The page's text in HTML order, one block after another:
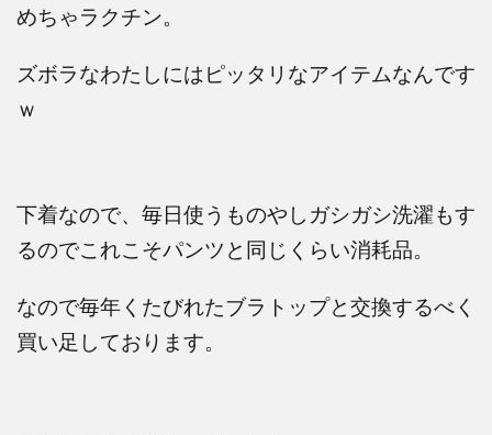
めちゃラクチン。
ズボラなわたしにはピッタリなアイテムなんです
ｗ
下着なので、毎日使うものやしガシガシ洗濯もす
るのでこれこそパンツと同じくらい消耗品。
なので毎年くたびれたブラトップと交換するべく
買い足しております。